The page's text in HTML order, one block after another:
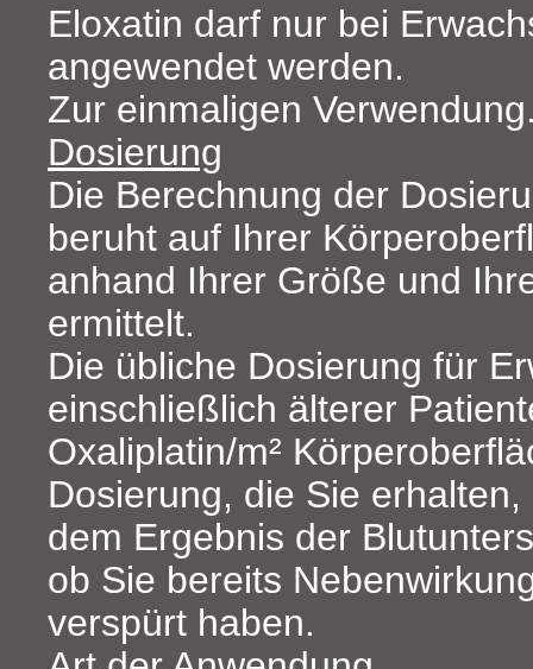
Eloxatin darf nur bei
angewendet werden.
Zur einmaligen
Dosierung
Die Berechnung der
beruht auf Ihrer
anhand Ihrer Größe und
ermittelt.
Die übliche Dosierung für
einschließlich älterer
Oxaliplatin/m²
Dosierung, die Sie
dem Ergebnis der
ob Sie bereits
verspürt haben.